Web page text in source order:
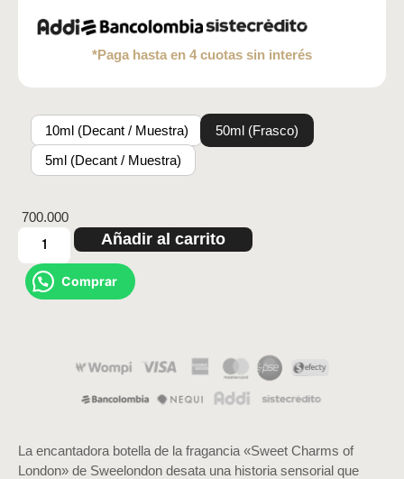
*Paga hasta en 4 cuotas sin interés
10ml (Decant / Muestra)
50ml (Frasco)
5ml (Decant / Muestra)
700.000
Añadir al carrito
Comprar
La encantadora botella de la fragancia «Sweet Charms of
London» de Sweelondon desata una historia sensorial que